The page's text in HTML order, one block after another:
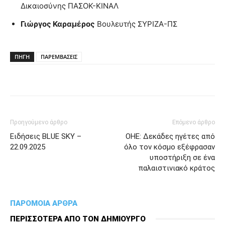
Δικαιοσύνης ΠΑΣΟΚ-ΚΙΝΑΛ
Γιώργος Καραμέρος Βουλευτής ΣΥΡΙΖΑ-ΠΣ
ΠΗΓΗ ΠΑΡΕΜΒΑΣΕΙΣ
Προηγούμενο άρθρο
Ειδήσεις BLUE SKY –
22.09.2025
Επόμενο άρθρο
ΟΗΕ: Δεκάδες ηγέτες από
όλο τον κόσμο εξέφρασαν
υποστήριξη σε ένα
παλαιστινιακό κράτος
ΠΑΡΟΜΟΙΑ ΑΡΘΡΑ
ΠΕΡΙΣΣΟΤΕΡΑ ΑΠΟ ΤΟΝ ΔΗΜΙΟΥΡΓΟ